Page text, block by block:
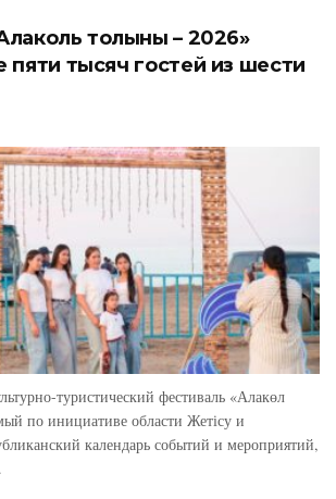
толқыны – 2026»
пяти тысяч гостей из шести
туристический фестиваль «Алакөл
по инициативе области Жетісу и
календарь событий и мероприятий,